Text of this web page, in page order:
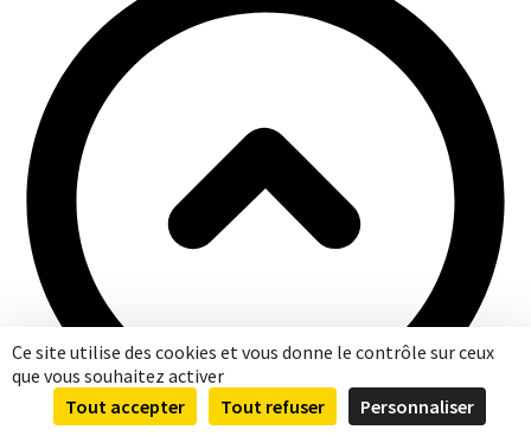
0
Ce site utilise des cookies et vous donne le contrôle sur ceux
que vous souhaitez activer
Tout accepter
Tout refuser
Personnaliser